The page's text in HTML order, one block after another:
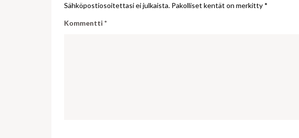
Sähköpostiosoitettasi ei julkaista. Pakolliset kentät on merkitty *
Kommentti *